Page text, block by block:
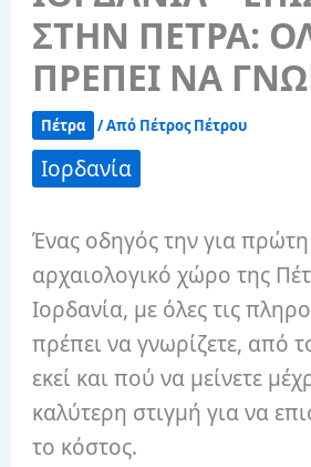
ΣΤΗΝ ΠΕΤΡΑ:
ΠΡΕΠΕΙ ΝΑ
Πέτρα / Από Πέτρος Πέτρου
Ιορδανία
Ένας οδηγός την για
αρχαιολογικό χώρο της
Ιορδανία, με όλες τις
πρέπει να γνωρίζετε, από
εκεί και πού να μείνετε
καλύτερη στιγμή για να
το κόστος.